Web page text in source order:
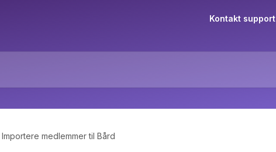
Kontakt support
Importere medlemmer til Bård